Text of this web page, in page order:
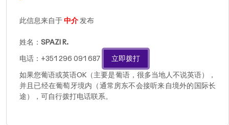
此信息来自于中介发布
姓名： SPAZI R.
电话：+351 296 091 687
立即拨打
如果您葡语或英语OK（主要是葡语，很多当地人不说英语），
并且已经在葡萄牙境内（通常房东不会接听来自境外的国际长
途），可自行拨打电话联系。